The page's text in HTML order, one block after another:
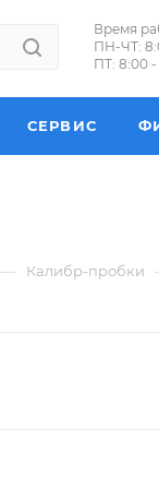
Время
ПН-ЧТ:
ПТ: 8:00 -
СЕРВИС
— Калибр-пробки